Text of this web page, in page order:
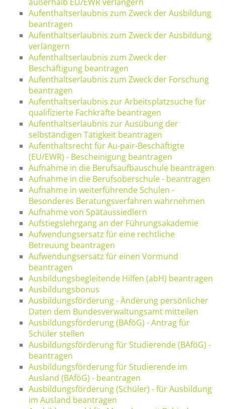
Aufenthaltserlaubnis zum Zweck der Ausbildung
beantragen
Aufenthaltserlaubnis zum Zweck der Ausbildung
verlängern
Aufenthaltserlaubnis zum Zweck der
Beschäftigung beantragen
Aufenthaltserlaubnis zum Zweck der Forschung
beantragen
Aufenthaltserlaubnis zur Arbeitsplatzsuche für
qualifizierte Fachkräfte beantragen
Aufenthaltserlaubnis zur Ausübung der
selbständigen Tätigkeit beantragen
Aufenthaltsrecht für Au-pair-Beschäftigte
(EU/EWR) - Bescheinigung beantragen
Aufnahme in die Berufsaufbauschule beantragen
Aufnahme in die Berufsoberschule - beantragen
Aufnahme in weiterführende Schulen -
Besonderes Beratungsverfahren wahrnehmen
Aufnahme von Spätaussiedlern
Aufstiegslehrgang an der Führungsakademie
Aufwendungsersatz für eine rechtliche
Betreuung beantragen
Aufwendungsersatz für einen Vormund
beantragen
Ausbildungsbegleitende Hilfen (abH) beantragen
Ausbildungsbonus
Ausbildungsförderung - Änderung persönlicher
Daten dem Bundesverwaltungsamt mitteilen
Ausbildungsförderung (BAföG) - Antrag für
Schüler stellen
Ausbildungsförderung für Studierende (BAföG) -
beantragen
Ausbildungsförderung für Studierende im
Ausland (BAföG) - beantragen
Ausbildungsförderung (Schüler) - für Ausbildung
im Ausland beantragen